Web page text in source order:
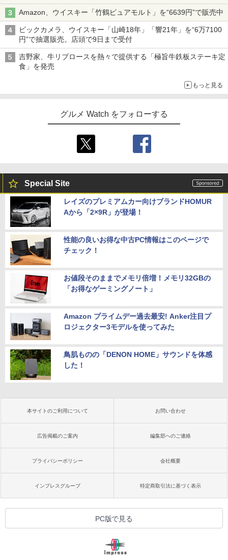
Amazon、ウイスキー「竹鶴ピュアモルト」を“6639円”で販売中
ビックカメラ、ウイスキー「山崎18年」「響21年」を“6万7100
円”で抽選販売。店頭で9日まで受付
吉野家、牛リブロースを熱々で提供する「極旨牛鉄板ステーキ定
食」を発売
もっと見る
グルメ Watch をフォローする
Special Site
レイズのプレミアムカー向けブランドHOMUR
Aから「2×9R」が登場！
性能の良いお得な中古PC情報はこのページで
チェック！
お値段そのままでメモリ倍増！メモリ32GBの
「お得なゲーミングノート」
Amazon プライムデー過去最安! Anker注目プ
ロジェクター3モデルを使ってみた
鳥肌ものの「DENON HOME」サウンドを体感
した！
本サイトのご利用について お問い合わせ
広告掲載のご案内 編集部へのご連絡
プライバシーポリシー 会社概要
インプレスグループ 特定商取引法に基づく表示
PC版で見る